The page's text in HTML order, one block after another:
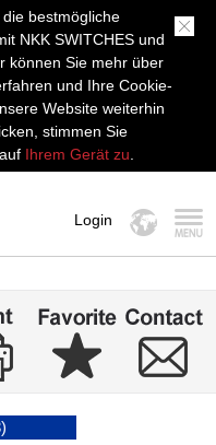
bestmögliche
NKK SWITCHES und
können Sie mehr über
und Ihre Cookie-
Website weiterhin
stimmen Sie
Ihrem Gerät zu
Login